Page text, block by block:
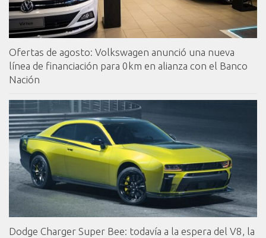
Ofertas de agosto: Volkswagen anunció una nueva
línea de financiación para 0km en alianza con el Banco
Nación
Dodge Charger Super Bee: todavía a la espera del V8, la